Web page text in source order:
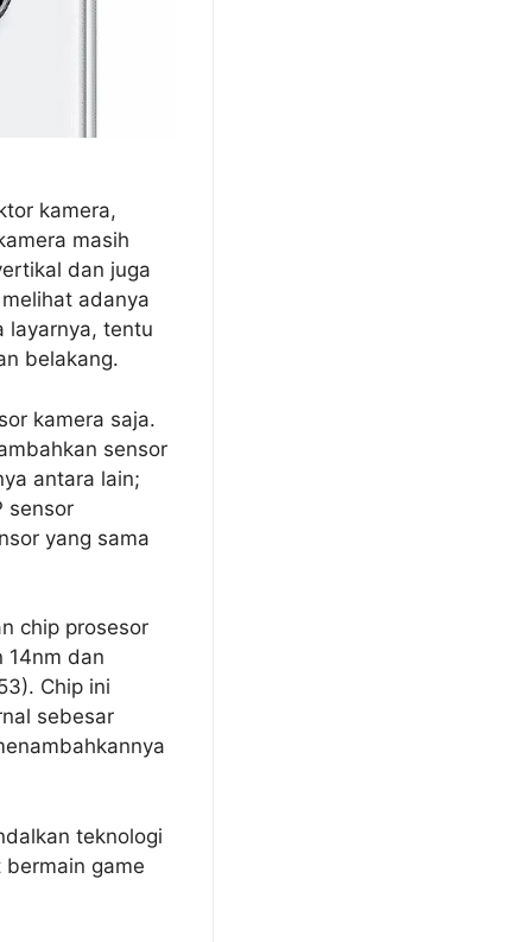
kamera,
masih
dan juga
adanya
layarnya, tentu
belakang.
kamera saja.
sensor
antara lain;
sensor
yang sama
chip prosesor
14nm dan
Chip ini
sebesar
teknologi
game